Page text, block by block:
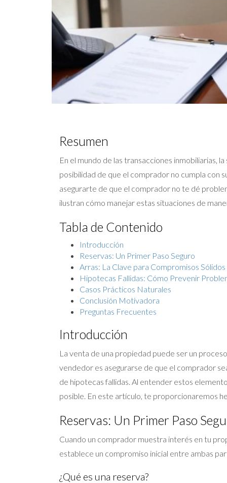
Resumen
En el mundo de las transacciones inmobiliarias,
posibilidad de que el comprador no cumpla con
asegurarte de que el comprador no te dé
ilustran cómo manejar estas situaciones de
Tabla de Contenido
Introducción
Reservas: Un Primer Paso Seguro
Arras: La Clave para Compromisos Sólidos
Hipotecas Fallidas: Cómo Prevenir
Casos Prácticos Naturales
Conclusión Motivadora
Preguntas Frecuentes
Introducción
La venta de una propiedad puede ser un
vendedor es asegurarse de que el comprador
de hipotecas fallidas. Al entender estos
posible. En este artículo, te proporcionaremos
Reservas: Un Primer Paso
Cuando un comprador muestra interés en tu
establece un compromiso inicial entre ambas
¿Qué es una reserva?